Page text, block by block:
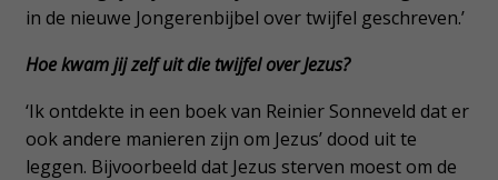
in de nieuwe Jongerenbijbel over twijfel geschreven.’
Hoe kwam jij zelf uit die twijfel over Jezus?
‘Ik ontdekte in een boek van Reinier Sonneveld dat er
ook andere manieren zijn om Jezus’ dood uit te
leggen. Bijvoorbeeld dat Jezus sterven moest om de